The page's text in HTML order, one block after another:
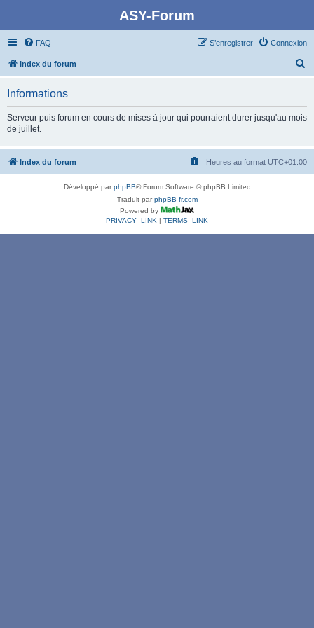
ASY-Forum
FAQ Connexion
S’enregistrer
Index du forum
c
Informations
Serveur puis forum en cours de mises à jour qui pourraient durer jusqu'au mois
de juillet.
Index du forum Heures au format UTC+01:00
Développé parphpBB® Forum Software © phpBB Limited
Traduit parphpBB-fr.com
Powered by
PRIVACY_LINK | TERMS_LINK